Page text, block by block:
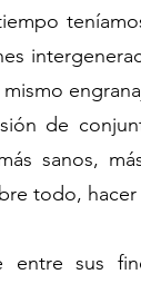
de
sanos,
todo,
entre sus